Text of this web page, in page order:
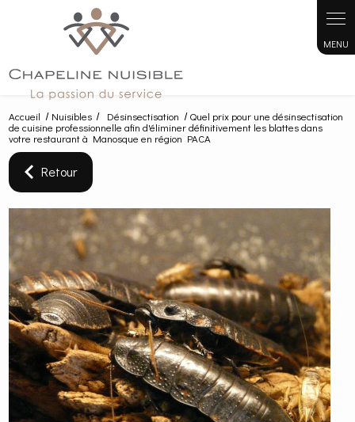
Accueil Nuisibles Désinsectisation
Quel prix pour une désinsectisation
de cuisine professionnelle afin d'éliminer définitivement les blattes dans
votre restaurant à Manosque en région PACA
Retour
Panneau de gestion des cookies